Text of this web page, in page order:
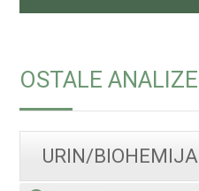
OSTALE ANALIZE
URIN/BIOHEMIJA